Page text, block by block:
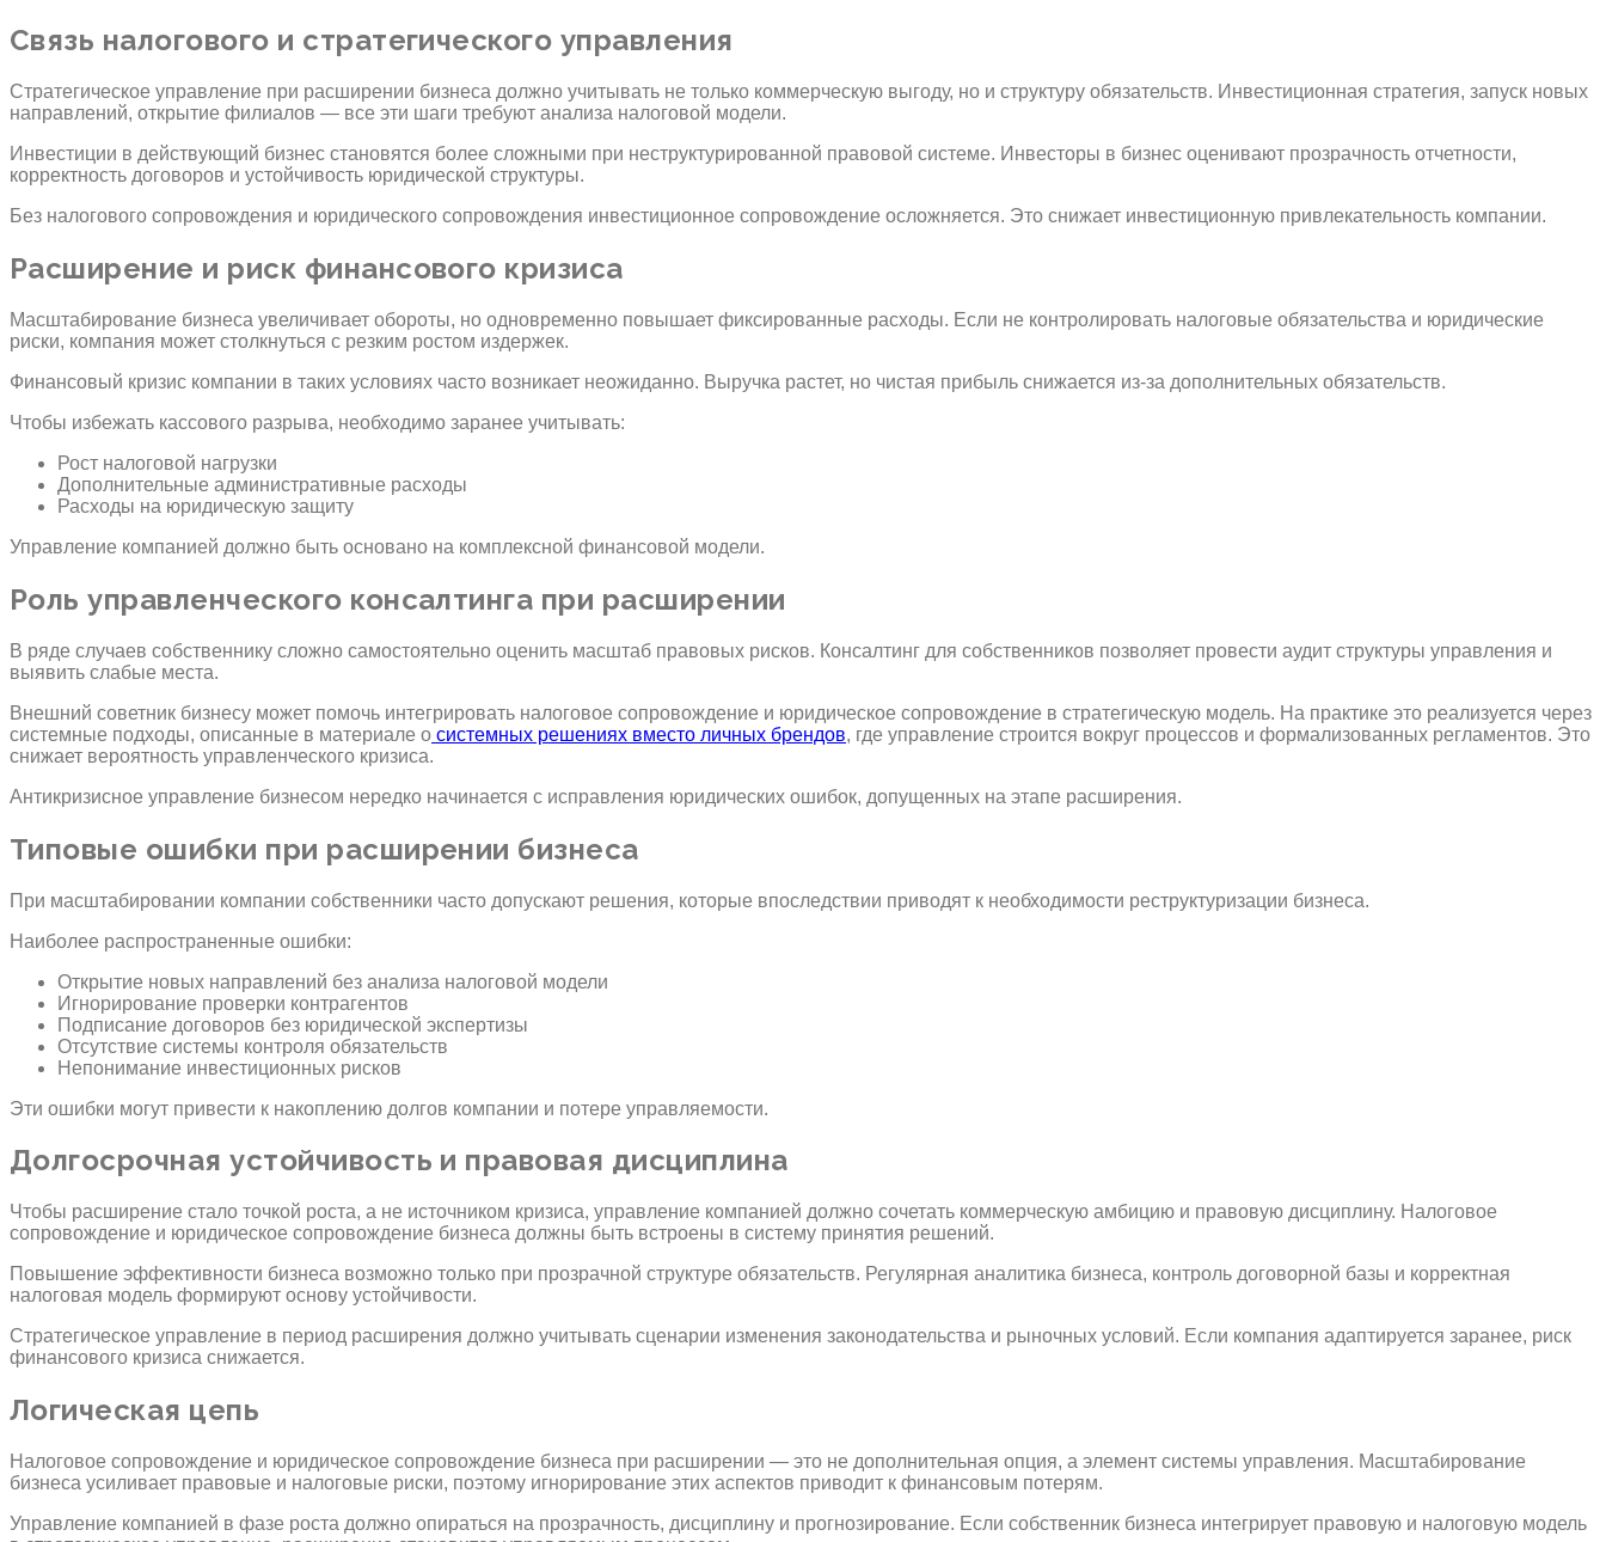
Связь налогового и стратегического управления
Стратегическое управление при расширении бизнеса должно учитывать не только коммерческую выгоду, но и структуру обязательств. Инвестиционная стратегия, запуск новых
направлений, открытие филиалов — все эти шаги требуют анализа налоговой модели.
Инвестиции в действующий бизнес становятся более сложными при неструктурированной правовой системе. Инвесторы в бизнес оценивают прозрачность отчетности,
корректность договоров и устойчивость юридической структуры.
Без налогового сопровождения и юридического сопровождения инвестиционное сопровождение осложняется. Это снижает инвестиционную привлекательность компании.
Расширение и риск финансового кризиса
Масштабирование бизнеса увеличивает обороты, но одновременно повышает фиксированные расходы. Если не контролировать налоговые обязательства и юридические
риски, компания может столкнуться с резким ростом издержек.
Финансовый кризис компании в таких условиях часто возникает неожиданно. Выручка растет, но чистая прибыль снижается из-за дополнительных обязательств.
Чтобы избежать кассового разрыва, необходимо заранее учитывать:
Рост налоговой нагрузки
Дополнительные административные расходы
Расходы на юридическую защиту
Управление компанией должно быть основано на комплексной финансовой модели.
Роль управленческого консалтинга при расширении
В ряде случаев собственнику сложно самостоятельно оценить масштаб правовых рисков. Консалтинг для собственников позволяет провести аудит структуры управления и
выявить слабые места.
Внешний советник бизнесу может помочь интегрировать налоговое сопровождение и юридическое сопровождение в стратегическую модель. На практике это реализуется через
системные подходы, описанные в материале о системных решениях вместо личных брендов, где управление строится вокруг процессов и формализованных регламентов. Это
снижает вероятность управленческого кризиса.
Антикризисное управление бизнесом нередко начинается с исправления юридических ошибок, допущенных на этапе расширения.
Типовые ошибки при расширении бизнеса
При масштабировании компании собственники часто допускают решения, которые впоследствии приводят к необходимости реструктуризации бизнеса.
Наиболее распространенные ошибки:
Открытие новых направлений без анализа налоговой модели
Игнорирование проверки контрагентов
Подписание договоров без юридической экспертизы
Отсутствие системы контроля обязательств
Непонимание инвестиционных рисков
Эти ошибки могут привести к накоплению долгов компании и потере управляемости.
Долгосрочная устойчивость и правовая дисциплина
Чтобы расширение стало точкой роста, а не источником кризиса, управление компанией должно сочетать коммерческую амбицию и правовую дисциплину. Налоговое
сопровождение и юридическое сопровождение бизнеса должны быть встроены в систему принятия решений.
Повышение эффективности бизнеса возможно только при прозрачной структуре обязательств. Регулярная аналитика бизнеса, контроль договорной базы и корректная
налоговая модель формируют основу устойчивости.
Стратегическое управление в период расширения должно учитывать сценарии изменения законодательства и рыночных условий. Если компания адаптируется заранее, риск
финансового кризиса снижается.
Логическая цепь
Налоговое сопровождение и юридическое сопровождение бизнеса при расширении — это не дополнительная опция, а элемент системы управления. Масштабирование
бизнеса усиливает правовые и налоговые риски, поэтому игнорирование этих аспектов приводит к финансовым потерям.
Управление компанией в фазе роста должно опираться на прозрачность, дисциплину и прогнозирование. Если собственник бизнеса интегрирует правовую и налоговую модель